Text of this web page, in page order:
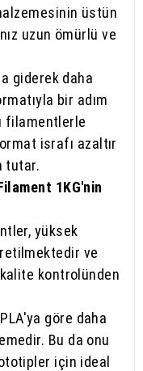
üstün
uzun ömürlü ve
giderek daha
bir adım
filamentlerle
israfı azaltır
tutar.
1KG'nin
yüksek
ve
kontrolünden
göre daha
Bu da onu
için ideal